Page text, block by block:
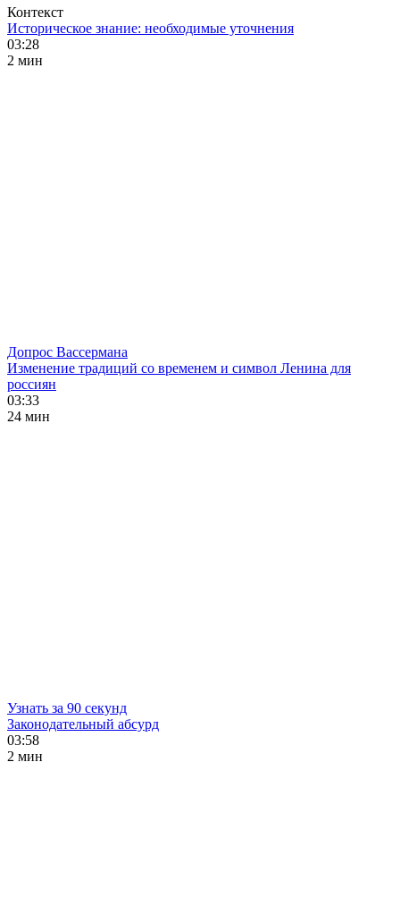
Контекст
Историческое знание: необходимые уточнения
03:28
2 мин
Допрос Вассермана
Изменение традиций со временем и символ Ленина для
россиян
03:33
24 мин
Узнать за 90 секунд
Законодательный абсурд
03:58
2 мин